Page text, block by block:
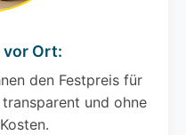
vor Ort:
den Festpreis für
und ohne